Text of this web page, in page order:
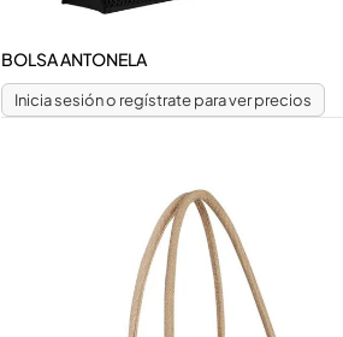
BOLSA ANTONELA
Inicia sesión o regístrate para ver precios